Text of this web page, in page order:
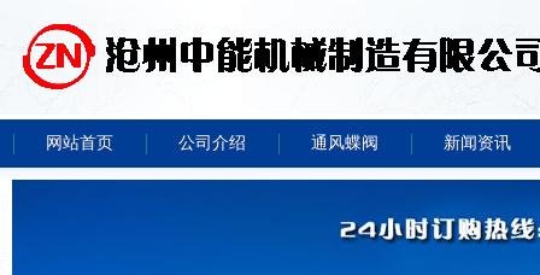
网站首页 公司介绍 通风蝶阀 新闻资讯